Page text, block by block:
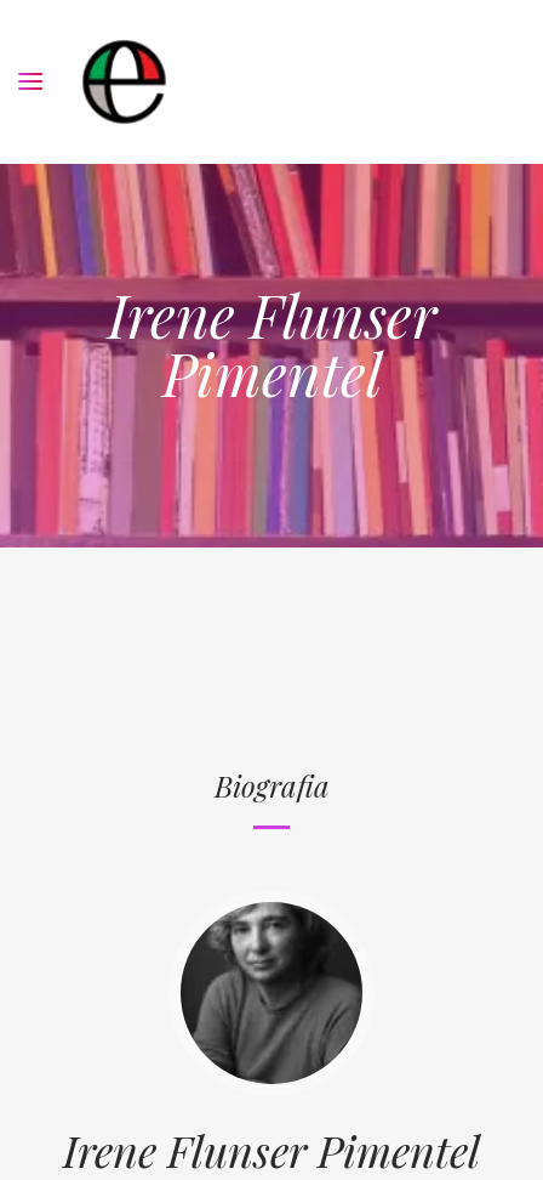
Irene Flunser
Pimentel
Biografia
Irene Flunser Pimentel